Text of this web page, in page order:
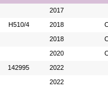
2017
H510/4 2018
2018
2020
142995 2022
2022